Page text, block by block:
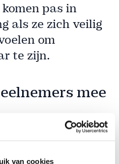
van cookies
pas in
als ze zich veilig
om
te zijn.
mee
vertrekken mensen niet
vooral met nieuwe